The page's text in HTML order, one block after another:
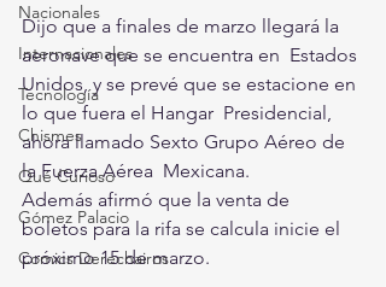
Nacionales
Internacionales
Tecnología
Chismes
Qué Curioso
Gómez Palacio
Comics Derechairos
Dijo que a finales de marzo llegará la
aeronave que se encuentra en  Estados
Unidos, y se prevé que se estacione en
lo que fuera el Hangar  Presidencial,
ahora llamado Sexto Grupo Aéreo de
la Fuerza Aérea  Mexicana.
Además afirmó que la venta de
boletos para la rifa se calcula inicie el
próximo 15 de marzo.